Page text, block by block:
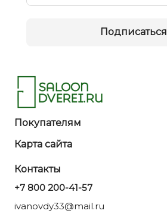
Подписаться
Покупателям
Карта сайта
Контакты
+7 800 200-41-57
ivanovdy33@mail.ru